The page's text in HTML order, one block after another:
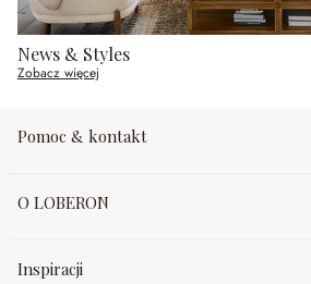
News & Styles
Zobacz więcej
Pomoc & kontakt
O LOBERON
Inspiracji